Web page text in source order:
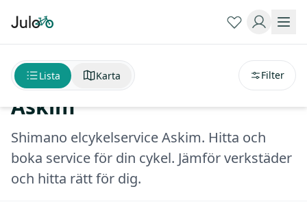
Shimano elcykelservice
Askim
Shimano elcykelservice Askim. Hitta och
boka service för din cykel. Jämför verkstäder
och hitta rätt för dig.
Lista Karta Filter
avstånd